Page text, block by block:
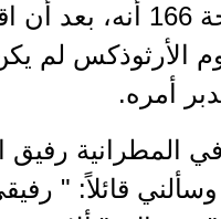
يروي الرفيق متّى أسعد في
أمره.
قائلاً: "